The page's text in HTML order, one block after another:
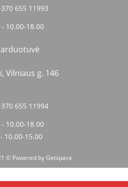
655 11993
- 10.00-18.00
Vilniaus g. 146
655 11994
- 10.00-18.00
10.00-15.00
© Powered byGetspace